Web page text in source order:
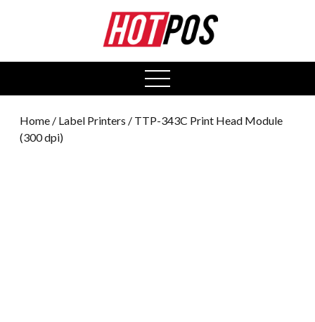
open
menu
Home / Label Printers / TTP-343C Print Head Module
(300 dpi)